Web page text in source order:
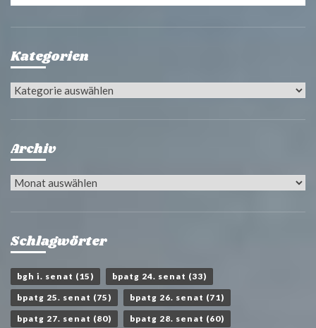
Kategorien
Kategorien
Archiv
Archiv
Schlagwörter
bgh i. senat (15) bpatg 24. senat (33)
bpatg 25. senat (75) bpatg 26. senat (71)
bpatg 27. senat (80) bpatg 28. senat (60)